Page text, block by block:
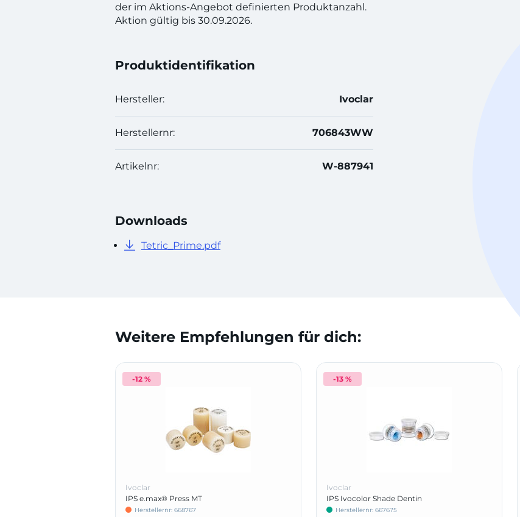
der im Aktions-Angebot definierten Produktanzahl.
Aktion gültig bis 30.09.2026.
Produktidentifikation
Hersteller: Ivoclar
Herstellernr: 706843WW
Artikelnr: W-887941
Downloads
Tetric_Prime.pdf
Weitere Empfehlungen für dich:
-12 %
Ivoclar
IPS e.max® Press MT
Herstellernr: 668767
-13 %
Ivoclar
IPS Ivocolor Shade Dentin
Herstellernr: 667675